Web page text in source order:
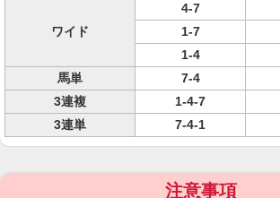
ワイド
4-7
1-7
1-4
馬単
7-4
3連複
1-4-7
3連単
7-4-1
注意事項